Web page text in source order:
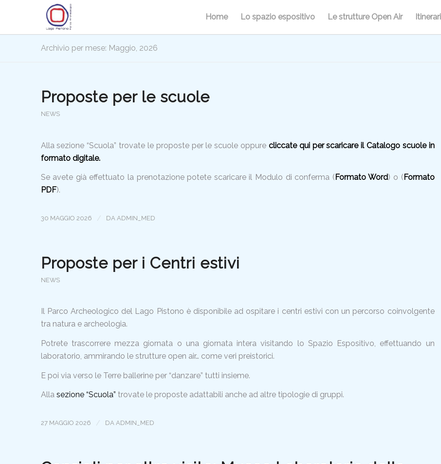
Home Lo spazio espositivo Le strutture Open Air Itinerari
Archivio per mese: Maggio, 2026
Proposte per le scuole
NEWS
Alla sezione “Scuola” trovate le proposte per le scuole oppure cliccate qui per scaricare il Catalogo scuole in
formato digitale.
Se avete già effettuato la prenotazione potete scaricare il Modulo di conferma ( Formato Word) o ( Formato
PDF).
30 MAGGIO 2026 / DA ADMIN_MED
Proposte per i Centri estivi
NEWS
Il Parco Archeologico del Lago Pistono è disponibile ad ospitare i centri estivi con un percorso coinvolgente
tra natura e archeologia.
Potrete trascorrere mezza giornata o una giornata intera visitando lo Spazio Espositivo, effettuando un
laboratorio, ammirando le strutture open air… come veri preistorici.
E poi via verso le Terre ballerine per “danzare” tutti insieme.
Alla sezione “Scuola” trovate le proposte adattabili anche ad altre tipologie di gruppi.
27 MAGGIO 2026 / DA ADMIN_MED